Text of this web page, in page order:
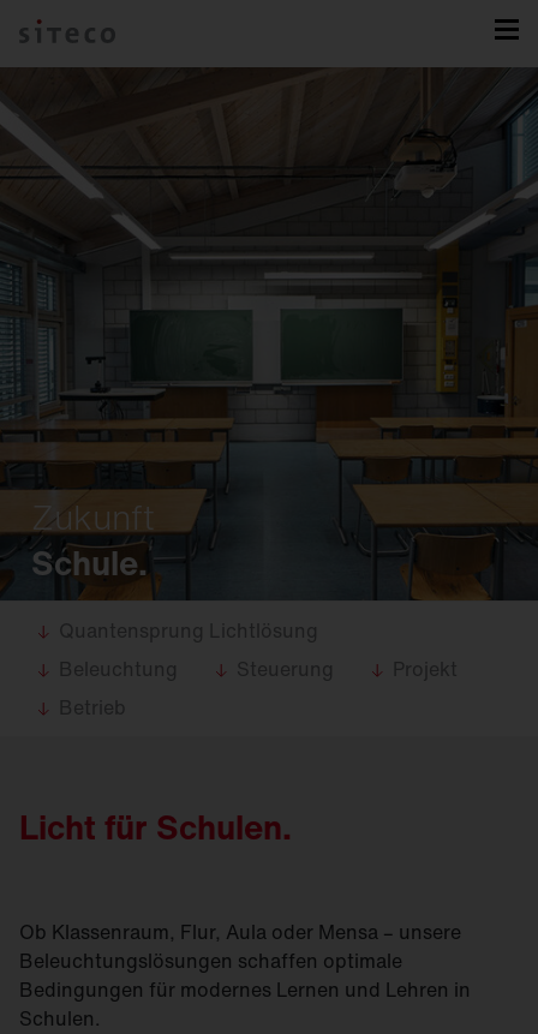
Zukunft
Schule.
Quantensprung Lichtlösung
Beleuchtung
Steuerung
Projekt
Betrieb
Licht für Schulen.
Ob Klassenraum, Flur, Aula oder Mensa – unsere
Beleuchtungslösungen schaffen optimale
Bedingungen für modernes Lernen und Lehren in
Schulen.